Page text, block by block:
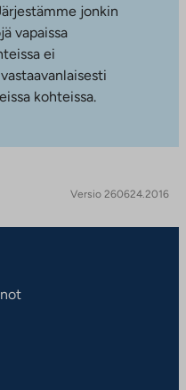
jonkin
vapaissa
ei
kohteissa.
Versio 260624.2016